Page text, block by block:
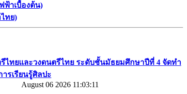
ฟ้าเบื้องต้น)
ทย)
รีไทยและวงดนตรีไทย​ ระดับชั้นมัธยมศึกษาปีที่​ 4​ จัดทำ
รเรียนรู้ศิลปะ
August 06 2026 11:03:11